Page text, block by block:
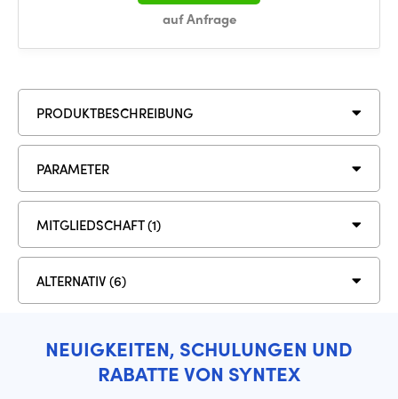
auf Anfrage
PRODUKTBESCHREIBUNG
PARAMETER
MITGLIEDSCHAFT (1)
ALTERNATIV (6)
NEUIGKEITEN, SCHULUNGEN UND
RABATTE VON SYNTEX